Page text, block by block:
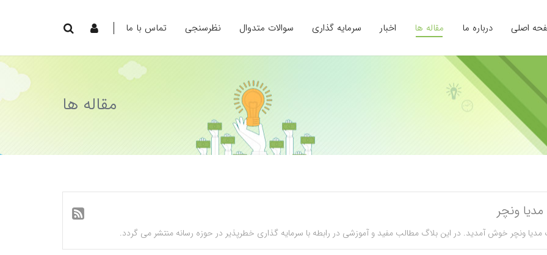
اصلی درباره ما مقاله ها اخبار سرمایه گذاری سوالات متدوال نظرسنجی تماس با ما
مقاله ها
ونچر
مدیا ونچر خوش آمدید. در این بلاگ مطالب مفید و آموزشی در رابطه با سرمایه گذاری خطرپذیر در حوزه رسانه منتشر می گردد.